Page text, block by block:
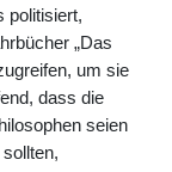
politisiert,
„Das
um sie
dass die
seien